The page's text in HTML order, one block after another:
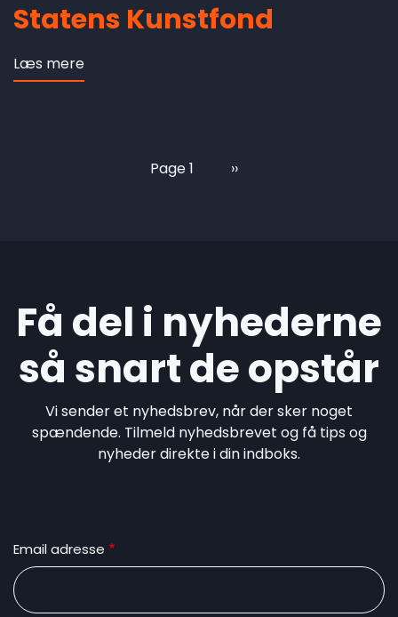
Statens Kunstfond
Læs mere
Page 1
Next
››
Få del i nyhederne
så snart de opstår
Vi sender et nyhedsbrev, når der sker noget
spændende. Tilmeld nyhedsbrevet og få tips og
nyheder direkte i din indboks.
Email adresse